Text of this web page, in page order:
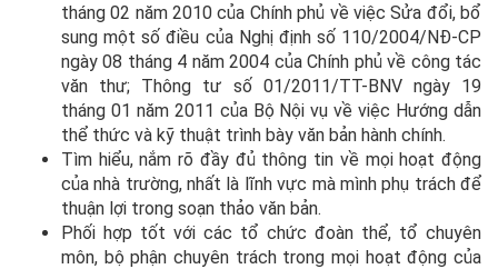
tháng 02 năm 2010 của Chính phủ về việc Sửa đổi, bổ
sung một số điều của Nghị định số 110/2004/NĐ-CP
ngày 08 tháng 4 năm 2004 của Chính phủ về công tác
văn thư; Thông tư số 01/2011/TT-BNV ngày 19
tháng 01 năm 2011 của Bộ Nội vụ về việc Hướng dẫn
thể thức và kỹ thuật trình bày văn bản hành chính.
Tìm hiểu, nắm rõ đầy đủ thông tin về mọi hoạt động
của nhà trường, nhất là lĩnh vực mà mình phụ trách để
thuận lợi trong soạn thảo văn bản.
Phối hợp tốt với các tổ chức đoàn thể, tổ chuyên
môn, bộ phận chuyên trách trong mọi hoạt động của